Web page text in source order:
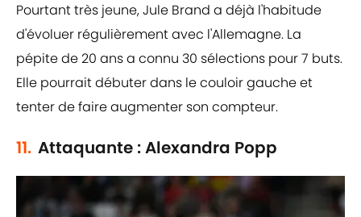
Pourtant très jeune, Jule Brand a déjà l'habitude
d'évoluer régulièrement avec l'Allemagne. La
pépite de 20 ans a connu 30 sélections pour 7 buts.
Elle pourrait débuter dans le couloir gauche et
tenter de faire augmenter son compteur.
11. Attaquante : Alexandra Popp